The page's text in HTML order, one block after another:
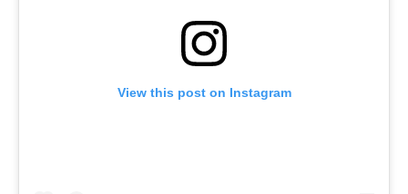
View this post on Instagram